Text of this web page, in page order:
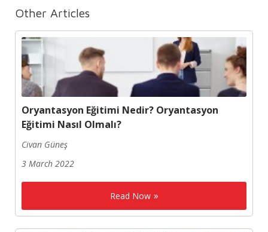
Other Articles
Oryantasyon Eğitimi Nedir? Oryantasyon
Eğitimi Nasıl Olmalı?
Civan Güneş
3 March 2022
Read Now